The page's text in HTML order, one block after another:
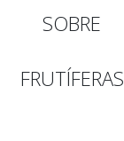
SOBRE
FRUTÍFERAS